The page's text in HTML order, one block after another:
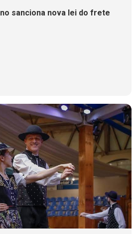
sanciona nova lei do frete